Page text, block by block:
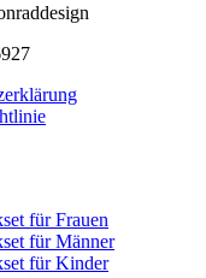
für Frauen
für Männer
für Kinder